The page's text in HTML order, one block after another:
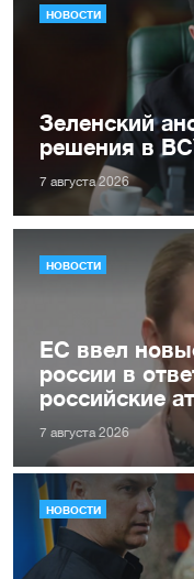
НОВОСТИ
Зеленский
решения в
7 августа 2026
НОВОСТИ
ЕС ввел
россии в
российские
7 августа 2026
НОВОСТИ